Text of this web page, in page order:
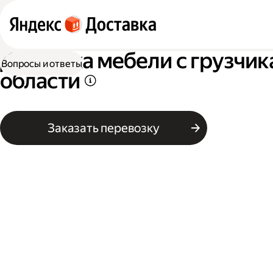
Доставка мебели с
области
Заказать перевозку
Вопросы и ответы